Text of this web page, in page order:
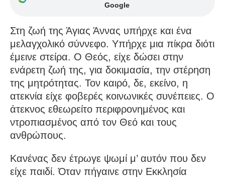
Google
Στη ζωή της Άγιας Άννας υπήρχε και ένα
μελαγχολικό σύννεφο. Υπήρχε μια πίκρα διότι
έμεινε στείρα. Ο Θεός, είχε δώσει στην
ενάρετη ζωή της, για δοκιμασία, την στέρηση
της μητρότητας. Τον καιρό, δε, εκείνο, η
ατεκνία είχε φοβερές κοινωνικές συνέπειες. Ο
άτεκνος εθεωρείτο περιφρονημένος και
ντροπιασμένος από τον Θεό και τους
ανθρώπους.
Κανένας δεν έτρωγε ψωμί μ’ αυτόν που δεν
είχε παιδί. Όταν πήγαινε στην Εκκλησία